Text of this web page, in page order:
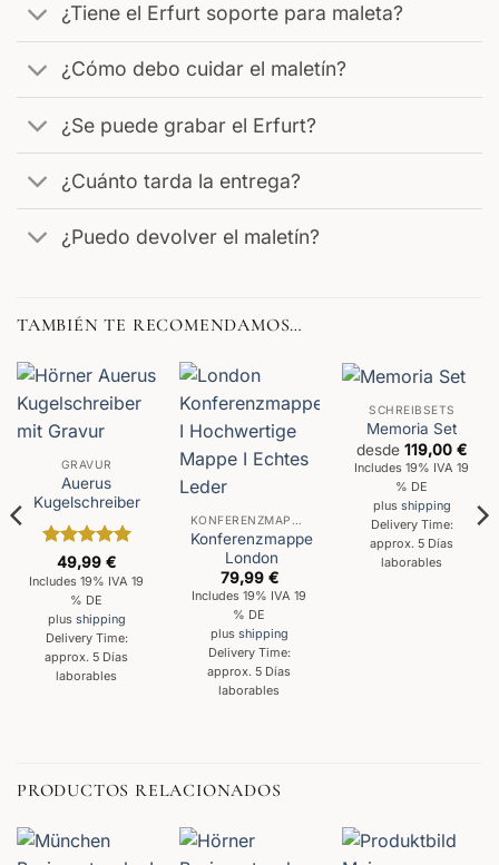
¿Tiene el Erfurt soporte para maleta?
¿Cómo debo cuidar el maletín?
¿Se puede grabar el Erfurt?
¿Cuánto tarda la entrega?
¿Puedo devolver el maletín?
TAMBIÉN TE RECOMENDAMOS…
GRAVUR
Auerus
Kugelschreiber
Valorado
con 5de 5
49,99€
Includes 19% IVA 19
% DE
plus shipping
Delivery Time:
approx. 5 Días
laborables
KONFERENZMAPPEN
Konferenzmappe
London
79,99 €
Includes 19% IVA 19
% DE
plus shipping
Delivery Time:
approx. 5 Días
laborables
SCHREIBSETS
Memoria Set
desde119,00€
Includes 19% IVA 19
% DE
plus shipping
Delivery Time:
approx. 5 Días
laborables
PRODUCTOS RELACIONADOS